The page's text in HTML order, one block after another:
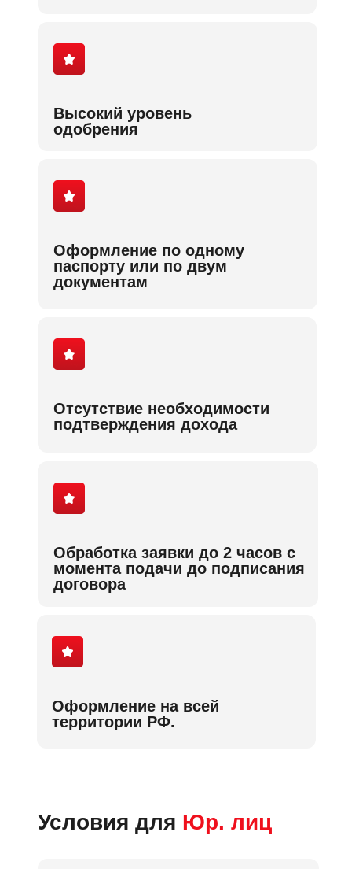
Высокий уровень
одобрения
Обработка заявки до 2 часов с
момента подачи до подписания
договора
Оформление на всей
территории РФ.
Оформление по одному
паспорту или по двум
документам
Отсутствие необходимости
подтверждения дохода
Условия для Юр. лиц